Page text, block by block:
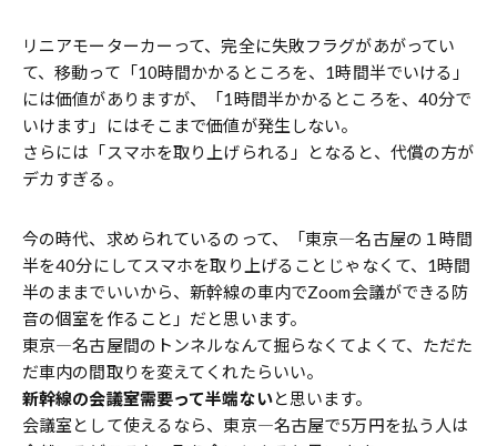
リニアモーターカーって、完全に失敗フラグがあがってい
て、移動って「10時間かかるところを、1時間半でいける」
には価値がありますが、「1時間半かかるところを、40分で
いけます」にはそこまで価値が発生しない。
さらには「スマホを取り上げられる」となると、代償の方が
デカすぎる。
今の時代、求められているのって、「東京―名古屋の１時間
半を40分にしてスマホを取り上げることじゃなくて、1時間
半のままでいいから、新幹線の車内でZoom会議ができる防
音の個室を作ること」だと思います。
東京―名古屋間のトンネルなんて掘らなくてよくて、ただた
だ車内の間取りを変えてくれたらいい。
新幹線の会議室需要って半端ないと思います。
会議室として使えるなら、東京―名古屋で5万円を払う人は